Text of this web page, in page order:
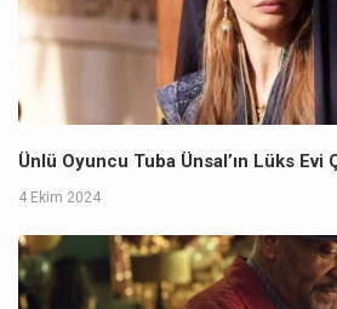
Ünlü Oyuncu Tuba Ünsal’ın Lüks Evi
4 Ekim 2024